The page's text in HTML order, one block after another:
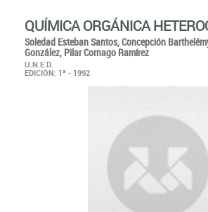
QUÍMICA ORGÁNICA
Soledad Esteban Santos,Concepción
González, Pilar Cornago Ramírez
U.N.E.D.
EDICIÓN: 1ª - 1992